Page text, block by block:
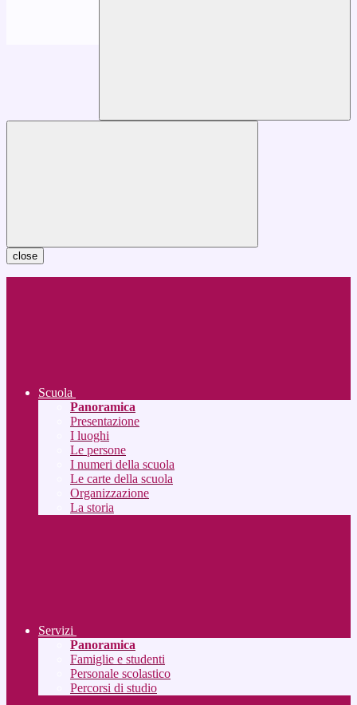
close
Scuola
Panoramica
Presentazione
I luoghi
Le persone
I numeri della scuola
Le carte della scuola
Organizzazione
La storia
Servizi
Panoramica
Famiglie e studenti
Personale scolastico
Percorsi di studio